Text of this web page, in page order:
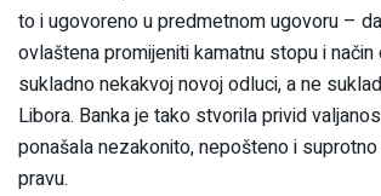
to i ugovoreno u predmetnom ugovoru –
ovlaštena promijeniti kamatnu stopu i način
sukladno nekakvoj novoj odluci, a ne
Libora. Banka je tako stvorila privid
ponašala nezakonito, nepošteno i
pravu.